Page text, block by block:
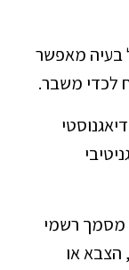
בעיה מאפשר
לכדי משבר.
רשמי
הצבא או